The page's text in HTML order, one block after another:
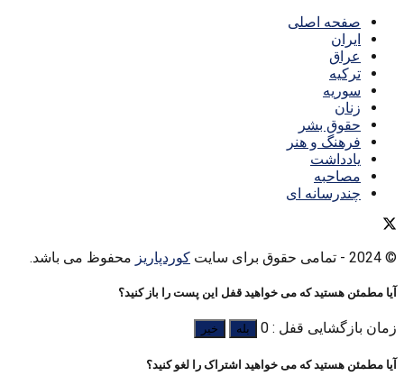
صفحه اصلی
ایران
عراق
ترکیه
سوریه
زنان
حقوق بشر
فرهنگ و هنر
یادداشت
مصاحبه
چندرسانه ای
© 2024 - تمامی حقوق برای سایت کوردپاریز محفوظ می باشد.
آیا مطمئن هستید که می خواهید قفل این پست را باز کنید؟
زمان بازگشایی قفل : 0 بله خیر
آیا مطمئن هستید که می خواهید اشتراک را لغو کنید؟